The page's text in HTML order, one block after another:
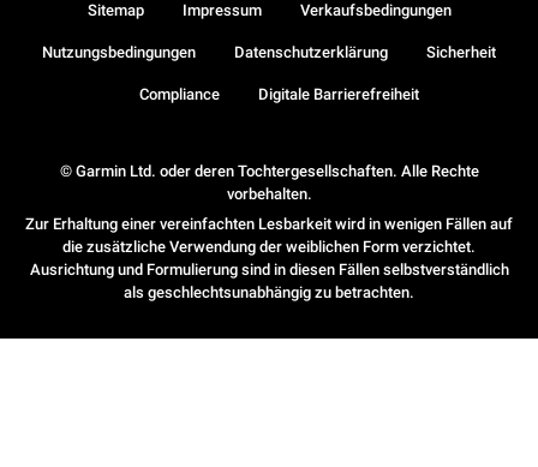
© Garmin Ltd. oder deren Tochtergesellschaften. Alle Rechte
vorbehalten.
Zur Erhaltung einer vereinfachten Lesbarkeit wird in wenigen Fällen auf
die zusätzliche Verwendung der weiblichen Form verzichtet.
Ausrichtung und Formulierung sind in diesen Fällen selbstverständlich
als geschlechtsunabhängig zu betrachten.
Sitemap Impressum Verkaufsbedingungen
Nutzungsbedingungen Datenschutzerklärung Sicherheit
Compliance Digitale Barrierefreiheit